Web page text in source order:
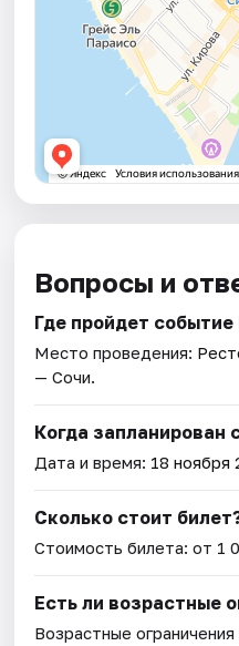
Вопросы и
Где пройдет
Место проведения:
— Сочи.
Когда запланирован
Дата и время: 18 ноября
Сколько стоит
Стоимость билета: от 1
Есть ли возрастные
Возрастные